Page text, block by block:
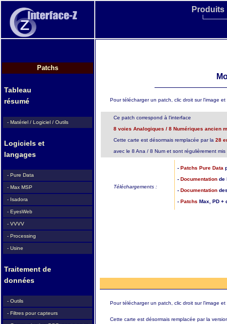
Produits
Patchs
Tableau
résumé
- Matériel / Logiciel / Outils
Logiciels et
langages
- Pure Data
- Max MSP
- Isadora
- EyesWeb
- VVVV
- Processing
- Usine
Traitement de
données
- Outils
- Filtres pour capteurs
Pour télécharger un patch, clic droit sur l'image
Ce patch correspond à l'interface
8 voies Analogiques / 8 Numériques ancien
Cette carte est désormais remplacée par la 28
avec le 8 Ana / 8 Num et sont régulièrement
Téléchargements :
- Patchs Pure Data
- Documentation de
- Documentation
- Patchs Max, PD +
Pour télécharger un patch, clic droit sur l'image
Cette carte est désormais remplacée par la